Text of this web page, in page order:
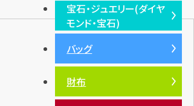
金・貴金属TOP
プラチナ
銀・シルバー
宝石・ジュエリー(ダイヤ
モンド・宝石)
宝石・ジュエリー(ダイヤモン
ド・宝石)TOP
ダイヤモンド
バッグ
財布